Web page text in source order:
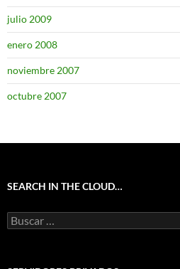
julio 2009
enero 2008
noviembre 2007
octubre 2007
SEARCH IN THE CLOUD…
Buscar: